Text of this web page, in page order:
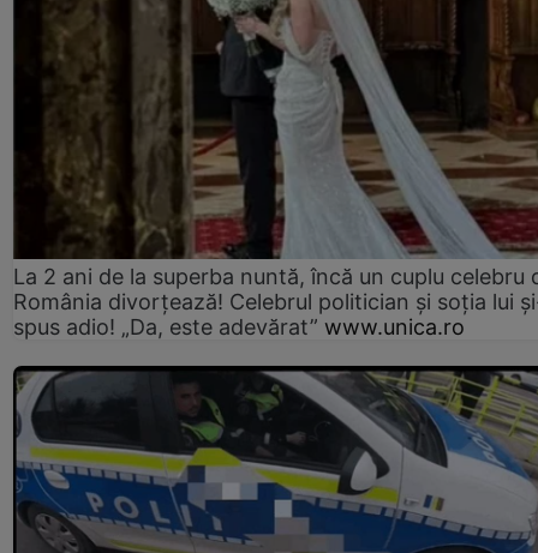
La 2 ani de la superba nuntă, încă un cuplu celebru
România divorțează! Celebrul politician și soția lui
spus adio! „Da, este adevărat” www.unica.ro